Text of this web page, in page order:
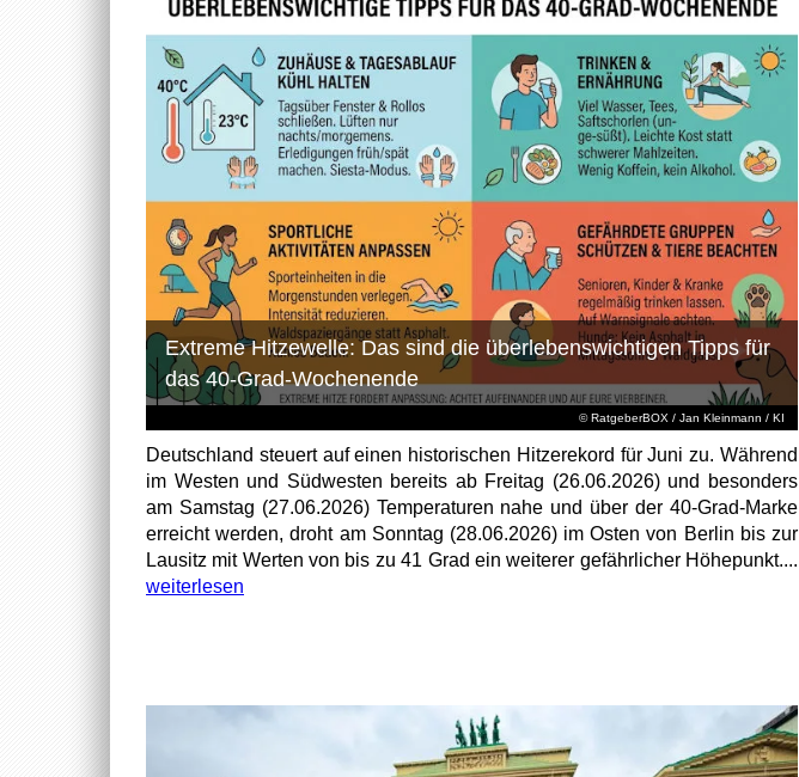
© RatgeberBOX / Jan Kleinmann / KI
Extreme Hitzewelle: Das sind die überlebenswichtigen Tipps für
das 40-Grad-Wochenende
Deutschland steuert auf einen historischen Hitzerekord für Juni zu. Während
im Westen und Südwesten bereits ab Freitag (26.06.2026) und besonders
am Samstag (27.06.2026) Temperaturen nahe und über der 40-Grad-Marke
erreicht werden, droht am Sonntag (28.06.2026) im Osten von Berlin bis zur
Lausitz mit Werten von bis zu 41 Grad ein weiterer gefährlicher Höhepunkt....
weiterlesen